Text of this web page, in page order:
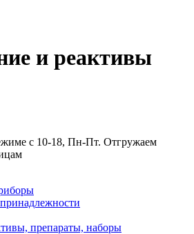
и реактивы
с 10-18, Пн-Пт. Отгружаем
препараты, наборы